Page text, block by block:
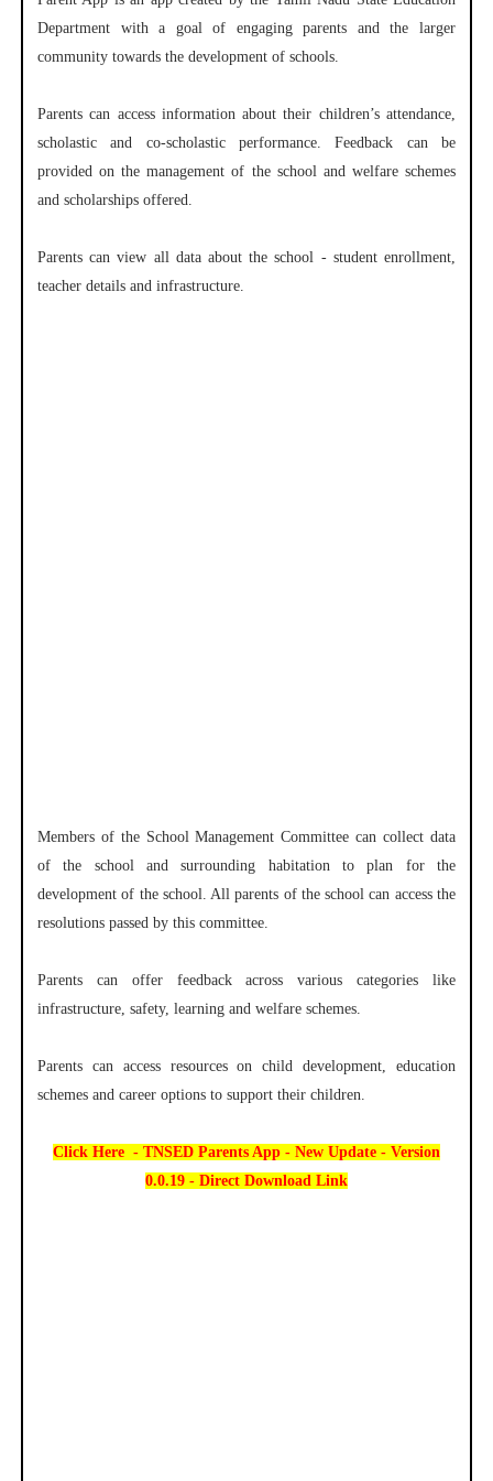
Department with a goal of engaging parents and the larger
community towards the development of schools.
Parents can access information about their children’s attendance,
scholastic and co-scholastic performance. Feedback can be
provided on the management of the school and welfare schemes
and scholarships offered.
Parents can view all data about the school - student enrollment,
teacher details and infrastructure.
Members of the School Management Committee can collect data
of the school and surrounding habitation to plan for the
development of the school. All parents of the school can access the
resolutions passed by this committee.
Parents can offer feedback across various categories like
infrastructure, safety, learning and welfare schemes.
Parents can access resources on child development, education
schemes and career options to support their children.
Click Here - TNSED Parents App - New Update - Version
0.0.19 - Direct Download Link